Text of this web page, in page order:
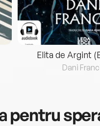
Elita de Argint
Dani
pentru